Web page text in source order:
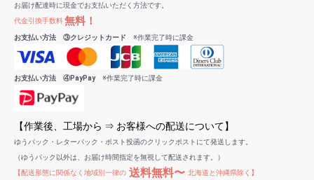
お届け配達時に現金でお支払いただく方法です。
代金引換手数料無料！
お支払い方法 ③クレジットカード ※作業完了時に課金
お支払い方法 ④PayPay※作業完了時に課金
【作業後、工場から ⇒ お客様への配送について】
ゆうパック・レターパック・ポスト投函のクリックポストにて発送します。
（ゆうパック以外は、お届け時間指定を無視して配送されます。）
【配送形態に関係なく地域別一律の 送料無料〜 北海道と沖縄県除く】